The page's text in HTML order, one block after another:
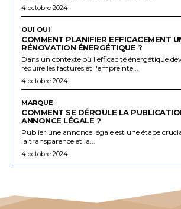
4 octobre 2024
OUI OUI
COMMENT PLANIFIER EFFICACEMENT
RÉNOVATION ÉNERGÉTIQUE ?
Dans un contexte où l'efficacité énergétique
réduire les factures et l'empreinte...
4 octobre 2024
MARQUE
COMMENT SE DÉROULE LA
ANNONCE LÉGALE ?
Publier une annonce légale est une étape
la transparence et la...
4 octobre 2024